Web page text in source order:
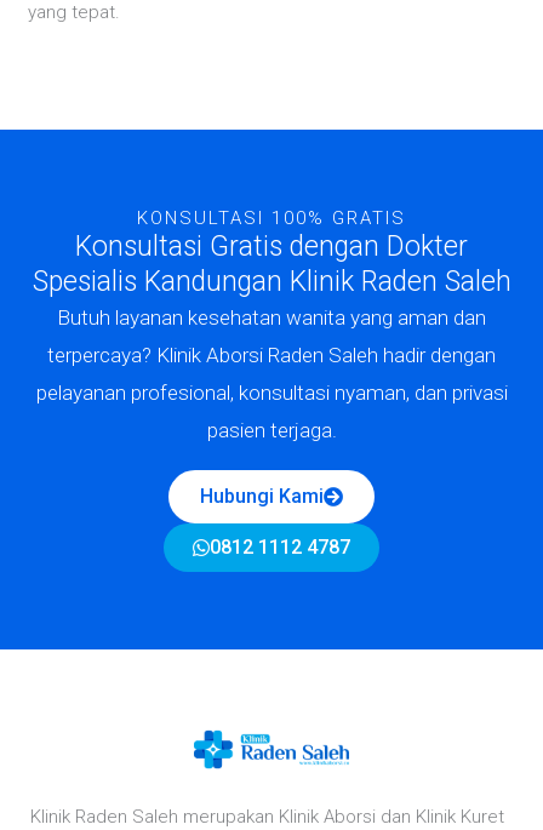
yang tepat.
KONSULTASI 100% GRATIS
Konsultasi Gratis dengan Dokter
Spesialis Kandungan Klinik Raden Saleh
Butuh layanan kesehatan wanita yang aman dan
terpercaya? Klinik Aborsi Raden Saleh hadir dengan
pelayanan profesional, konsultasi nyaman, dan privasi
pasien terjaga.
Hubungi Kami
0812 1112 4787
Klinik Raden Saleh merupakan Klinik Aborsi dan Klinik Kuret